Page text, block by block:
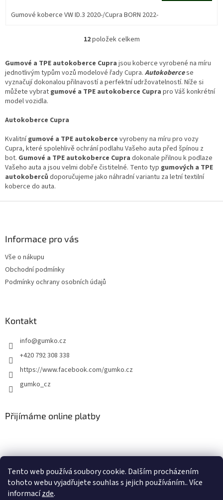
Tento web používá soubory cookie. Dalším procházením
tohoto webu vyjadřujete souhlas s jejich používáním.. Více
informacízde.
Gumové koberce VW ID.3 2020-/Cupra BORN 2022-
O
l
á
d
a
v
k
y
v
ý
s
12položek celkem
Gumové a TPE autokoberce Cupra jsou koberce vyrobené na míru
jednotlivým typům vozů modelové řady Cupra. Autokobercese
vyznačují dokonalou přilnavostí a perfektní udržovatelností. Níže si
můžete vybrat gumové a TPE autokoberce Cupra pro Váš konkrétní
model vozidla.
Autokoberce Cupra
Kvalitnígumové a TPE autokoberce vyrobeny na míru pro vozy
Cupra, které spolehlivě ochrání podlahu Vašeho auta před špínou z
bot. Gumové a TPE autokoberce Cupra dokonale přilnou k podlaze
Vašeho auta a jsou velmi dobře čistitelné. Tento typ gumových a TPE
autokoberců doporučujeme jako náhradní variantu za letní textilní
koberce do auta.
Informace pro vás
Vše o nákupu
Obchodní podmínky
Podmínky ochrany osobních údajů
Kontakt
info@gumko.cz
+420 792 308 338
https://www.facebook.com/gumko.cz
gumko_cz
Přijímáme online platby
Vytvořil Shoptet